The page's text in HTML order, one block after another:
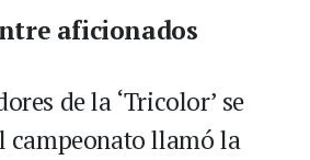
aficionados
de la ‘Tricolor’ se
campeonato llamó la